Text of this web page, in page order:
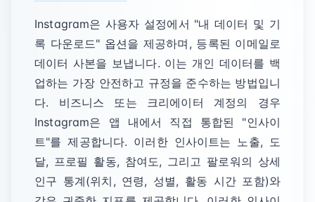
Instagram은 사용자 설정에서 "내 데이터 및 기
록 다운로드" 옵션을 제공하며, 등록된 이메일로
데이터 사본을 보냅니다. 이는 개인 데이터를 백
업하는 가장 안전하고 규정을 준수하는 방법입니
다. 비즈니스 또는 크리에이터 계정의 경우
Instagram은 앱 내에서 직접 통합된 "인사이
트"를 제공합니다. 이러한 인사이트는 노출, 도
달, 프로필 활동, 참여도, 그리고 팔로워의 상세
인구 통계(위치, 연령, 성별, 활동 시간 포함)와